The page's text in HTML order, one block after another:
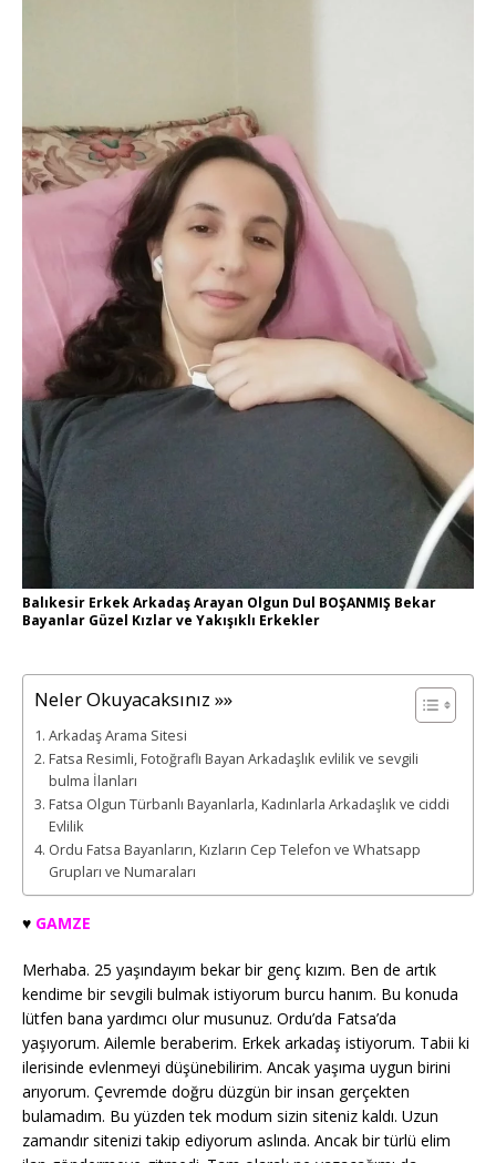
Balıkesir Erkek Arkadaş Arayan Olgun Dul BOŞANMIŞ Bekar
Bayanlar Güzel Kızlar ve Yakışıklı Erkekler
Neler Okuyacaksınız »»
Arkadaş Arama Sitesi
Fatsa Resimli, Fotoğraflı Bayan Arkadaşlık evlilik ve sevgili
bulma İlanları
Fatsa Olgun Türbanlı Bayanlarla, Kadınlarla Arkadaşlık ve ciddi
Evlilik
Ordu Fatsa Bayanların, Kızların Cep Telefon ve Whatsapp
Grupları ve Numaraları
♥️ GAMZE
Merhaba. 25 yaşındayım bekar bir genç kızım. Ben de artık
kendime bir sevgili bulmak istiyorum burcu hanım. Bu konuda
lütfen bana yardımcı olur musunuz. Ordu’da Fatsa’da
yaşıyorum. Ailemle beraberim. Erkek arkadaş istiyorum. Tabii ki
ilerisinde evlenmeyi düşünebilirim. Ancak yaşıma uygun birini
arıyorum. Çevremde doğru düzgün bir insan gerçekten
bulamadım. Bu yüzden tek modum sizin siteniz kaldı. Uzun
zamandır sitenizi takip ediyorum aslında. Ancak bir türlü elim